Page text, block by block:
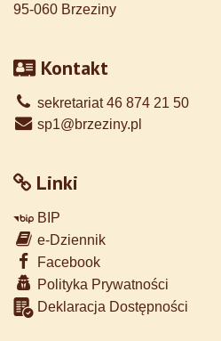
95-060 Brzeziny
Kontakt
sekretariat 46 874 21 50
sp1@brzeziny.pl
Linki
BIP
e-Dziennik
Facebook
Polityka Prywatności
Deklaracja Dostępności